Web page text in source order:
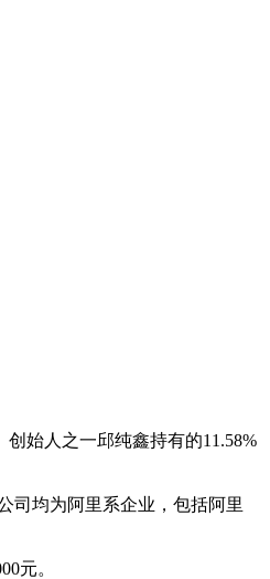
始人之一邱纯鑫持有的11.58%
司均为阿里系企业，包括阿里
元。